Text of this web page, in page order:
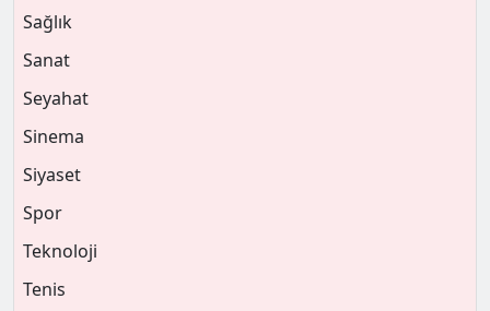
Sağlık
Sanat
Seyahat
Sinema
Siyaset
Spor
Teknoloji
Tenis